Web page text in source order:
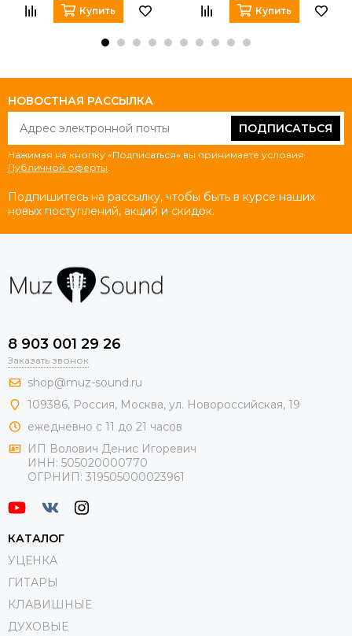
Купить Купить
НОВОСТНАЯ РАССЫЛКА
ПОДПИСАТЬСЯ
Нажимая на кнопку «Подписаться» вы принимаете условия
Публичной оферты
Подпишитесь на рассылку, чтобы быть в курсе наших
новых поступлений, акций и скидок.
8 903 001 29 26
Заказать звонок
shop@muz-sound.ru
109386, Россия, Москва, ул. Новороссийская, 19
ежедневно с 11 до 21 часов
ИП Волович Денис Игоревич
ИНН: 505020000770
ОГРНИП: 319505000023961
КАТАЛОГ
УЦЕНКА
ГИТАРЫ
КЛАВИШНЫЕ
ДУХОВЫЕ